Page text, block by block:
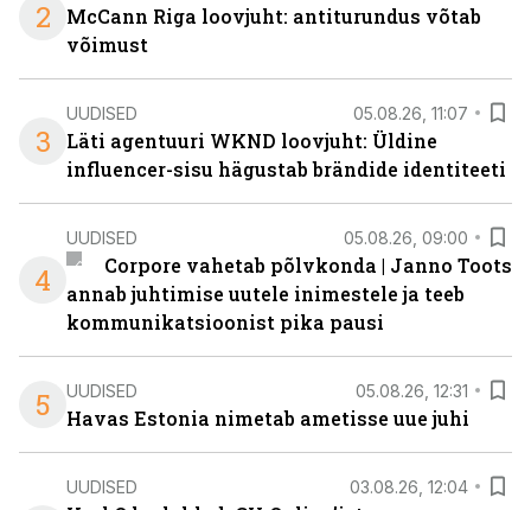
2
McCann Riga loovjuht: antiturundus võtab
võimust
3
UUDISED 05.08.26, 11:07
Läti agentuuri WKND loovjuht: Üldine
influencer-sisu hägustab brändide identiteeti
4
UUDISED 05.08.26, 09:00
Corpore vahetab põlvkonda | Janno Toots
annab juhtimise uutele inimestele ja teeb
kommunikatsioonist pika pausi
5 UUDISED 05.08.26, 12:31
Havas Estonia nimetab ametisse uue juhi
UUDISED 03.08.26, 12:04